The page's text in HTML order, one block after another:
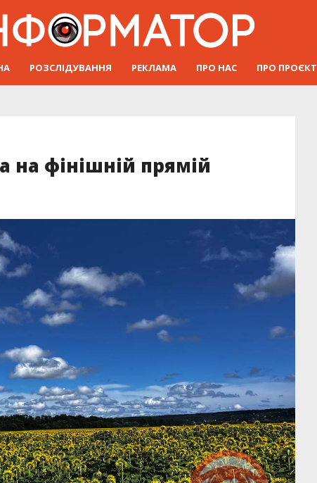
РОЗСЛІДУВАННЯ РЕКЛАМА ПРО НАС ПРО ПРОЄКТ
на фінішній прямій